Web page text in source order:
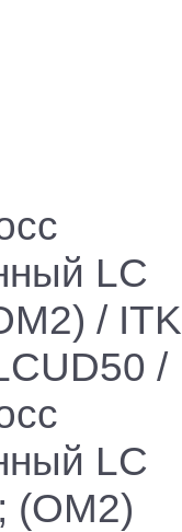
LC
/ ITK
/
LC
(OM2)